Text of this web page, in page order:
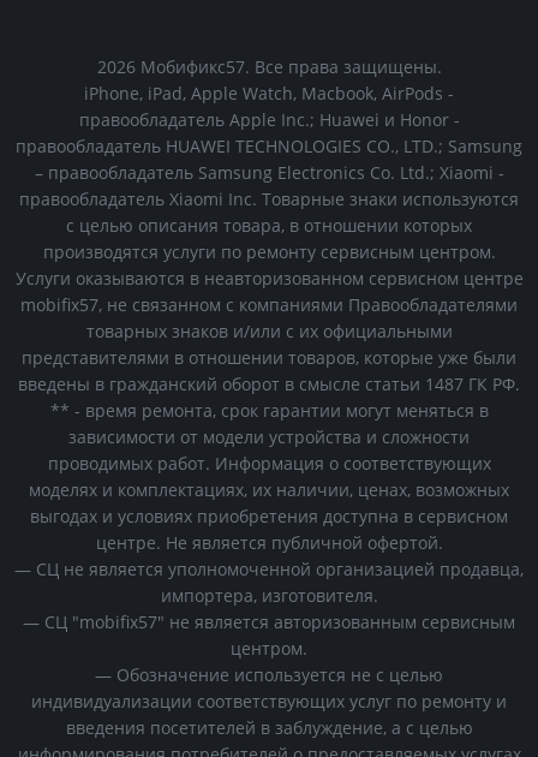
2026 Мобификс57. Все права защищены.
iPhone, iPad, Apple Watch, Macbook, AirPods -
правообладатель Apple Inc.; Huawei и Honor -
правообладатель HUAWEI TECHNOLOGIES CO., LTD.; Samsung
– правообладатель Samsung Electronics Co. Ltd.; Xiaomi -
правообладатель Xiaomi Inc. Товарные знаки используются
с целью описания товара, в отношении которых
производятся услуги по ремонту сервисным центром.
Услуги оказываются в неавторизованном сервисном центре
mobifix57, не связанном с компаниями Правообладателями
товарных знаков и/или с их официальными
представителями в отношении товаров, которые уже были
введены в гражданский оборот в смысле статьи 1487 ГК РФ.
** - время ремонта, срок гарантии могут меняться в
зависимости от модели устройства и сложности
проводимых работ. Информация о соответствующих
моделях и комплектациях, их наличии, ценах, возможных
выгодах и условиях приобретения доступна в сервисном
центре. Не является публичной офертой.
— СЦ не является уполномоченной организацией продавца,
импортера, изготовителя.
— СЦ "mobifix57" не является авторизованным сервисным
центром.
— Обозначение используется не с целью
индивидуализации соответствующих услуг по ремонту и
введения посетителей в заблуждение, а с целью